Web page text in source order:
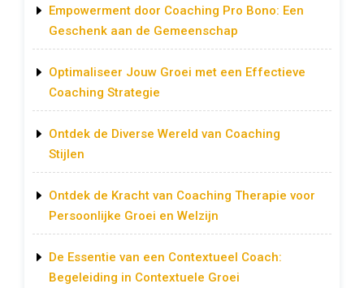
Empowerment door Coaching Pro Bono: Een
Geschenk aan de Gemeenschap
Optimaliseer Jouw Groei met een Effectieve
Coaching Strategie
Ontdek de Diverse Wereld van Coaching
Stijlen
Ontdek de Kracht van Coaching Therapie voor
Persoonlijke Groei en Welzijn
De Essentie van een Contextueel Coach:
Begeleiding in Contextuele Groei